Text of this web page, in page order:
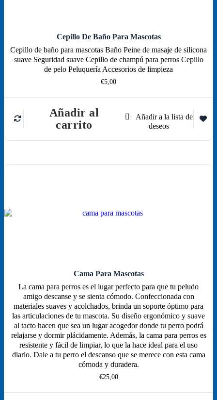
Cepillo De Baño Para Mascotas
Cepillo de baño para mascotas Baño Peine de masaje de silicona
suave Seguridad suave Cepillo de champú para perros Cepillo
de pelo Peluquería Accesorios de limpieza
€5,00
Añadir al
carrito
Cama Para Mascotas
La cama para perros es el lugar perfecto para que tu peludo
amigo descanse y se sienta cómodo. Confeccionada con
materiales suaves y acolchados, brinda un soporte óptimo para
las articulaciones de tu mascota. Su diseño ergonómico y suave
al tacto hacen que sea un lugar acogedor donde tu perro podrá
relajarse y dormir plácidamente. Además, la cama para perros es
resistente y fácil de limpiar, lo que la hace ideal para el uso
diario. Dale a tu perro el descanso que se merece con esta cama
cómoda y duradera.
€25,00